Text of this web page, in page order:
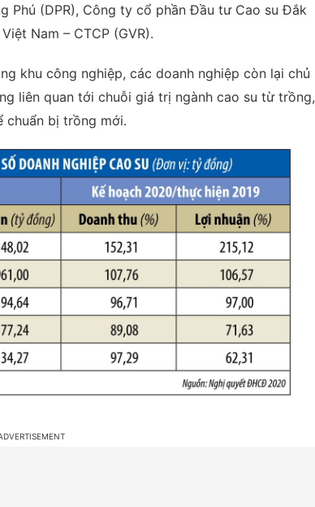
Phú (DPR), Công ty cổ phần Đầu tư Cao su Đắk
Nam – CTCP (GVR).
khu công nghiệp, các doanh nghiệp còn lại chủ
liên quan tới chuỗi giá trị ngành cao su từ trồng,
chuẩn bị trồng mới.